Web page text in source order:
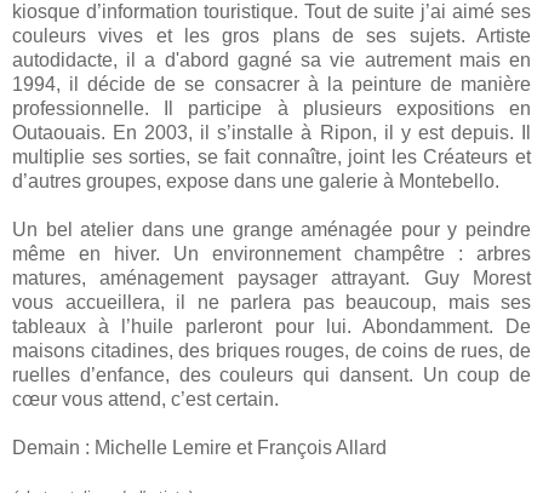
kiosque d’information touristique. Tout de suite j’ai aimé ses
couleurs vives et les gros plans de ses sujets. Artiste
autodidacte, il a d'abord gagné sa vie autrement mais en
1994, il décide de se consacrer à la peinture de manière
professionnelle. Il participe à plusieurs expositions en
Outaouais. En 2003, il s’installe à Ripon, il y est depuis. Il
multiplie ses sorties, se fait connaître, joint les Créateurs et
d’autres groupes, expose dans une galerie à Montebello.
Un bel atelier dans une grange aménagée pour y peindre
même en hiver. Un environnement champêtre : arbres
matures, aménagement paysager attrayant. Guy Morest
vous accueillera, il ne parlera pas beaucoup, mais ses
tableaux à l’huile parleront pour lui. Abondamment. De
maisons citadines, des briques rouges, de coins de rues, de
ruelles d’enfance, des couleurs qui dansent. Un coup de
cœur vous attend, c’est certain.
Demain : Michelle Lemire et François Allard